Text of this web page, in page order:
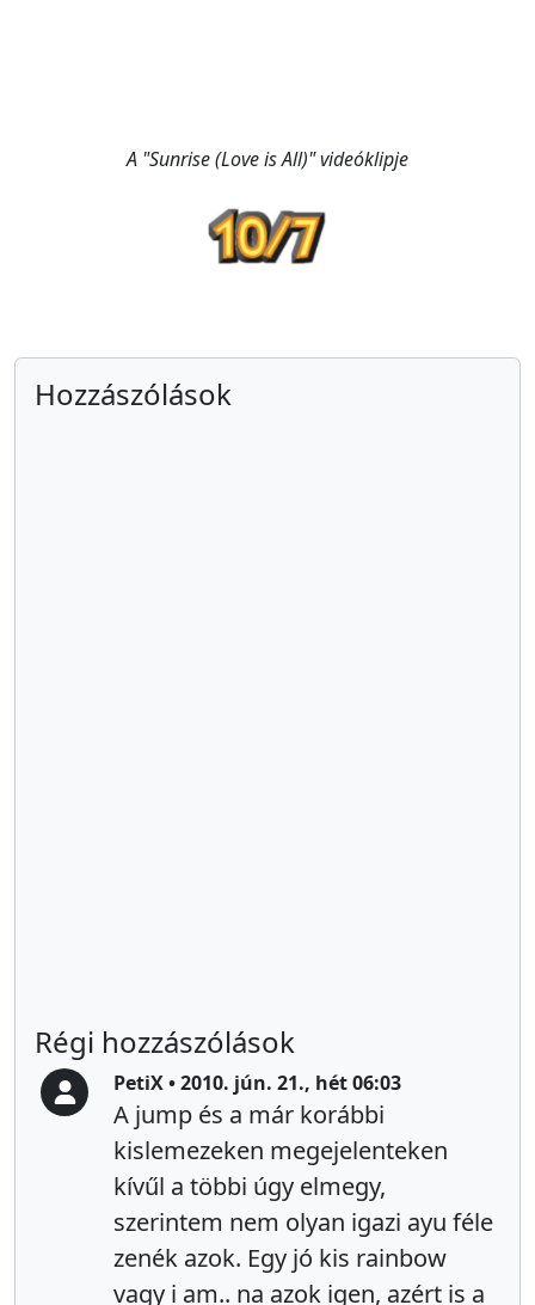
A "Sunrise (Love is All)" videóklipje
Hozzászólások
Régi hozzászólások
PetiX • 2010. jún. 21., hét 06:03
A jump és a már korábbi
kislemezeken megejelenteken
kívűl a többi úgy elmegy,
szerintem nem olyan igazi ayu féle
zenék azok. Egy jó kis rainbow
vagy i am.. na azok igen, azért is a